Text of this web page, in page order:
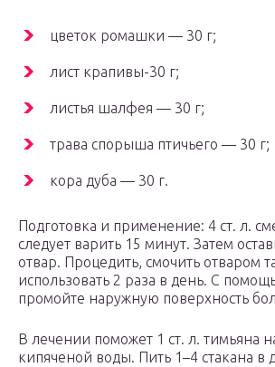
цветок ромашки — 30 г;
лист крапивы-30 г;
листья шалфея — 30 г;
трава спорыша птичьего — 30 г;
кора дуба — 30 г.
Подготовка и применение: 4 ст. л.
следует варить 15 минут. Затем
отвар. Процедить, смочить отваром
использовать 2 раза в день. С
промойте наружную поверхность
В лечении поможет 1 ст. л. тимьяна
кипяченой воды. Пить 1–4 стакана в